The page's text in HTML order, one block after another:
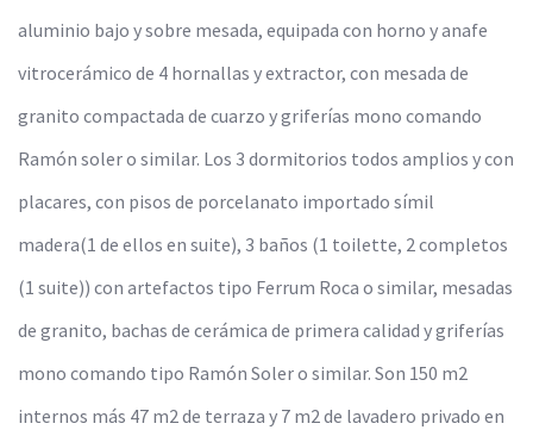
aluminio bajo y sobre mesada, equipada con horno y anafe
vitrocerámico de 4 hornallas y extractor, con mesada de
granito compactada de cuarzo y griferías mono comando
Ramón soler o similar. Los 3 dormitorios todos amplios y con
placares, con pisos de porcelanato importado símil
madera(1 de ellos en suite), 3 baños (1 toilette, 2 completos
(1 suite)) con artefactos tipo Ferrum Roca o similar, mesadas
de granito, bachas de cerámica de primera calidad y griferías
mono comando tipo Ramón Soler o similar. Son 150 m2
internos más 47 m2 de terraza y 7 m2 de lavadero privado en